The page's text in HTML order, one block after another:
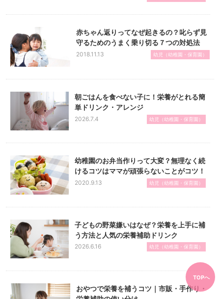
赤ちゃん返りってなぜ起きるの？叱らず見
守るためのうまく乗り切る７つの対処法
2018.11.13 幼児（幼稚園・保育園）
朝ごはんを食べない子に！栄養がとれる簡
単ドリンク・アレンジ
2026.7.4 幼児（幼稚園・保育園）
幼稚園のお弁当作りって大変？無理なく続
けるコツはママが頑張らないことがコツ！
2020.9.13 幼児（幼稚園・保育園）
子どもの野菜嫌いはなぜ？栄養を上手に補
う方法と人気の栄養補助ドリンク
2026.6.16 幼児（幼稚園・保育園）
おやつで栄養を補うコツ｜市販・手作り・
TOPへ